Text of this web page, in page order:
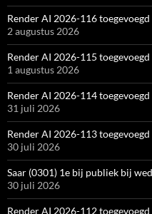
Render AI 2026-116 toegevoegd
2 augustus 2026
Render AI 2026-115 toegevoegd
1 augustus 2026
Render AI 2026-114 toegevoegd
31 juli 2026
Render AI 2026-113 toegevoegd
30 juli 2026
Saar (0301) 1e bij publiek bij
30 juli 2026
Render AI 2026-112 toegevoegd